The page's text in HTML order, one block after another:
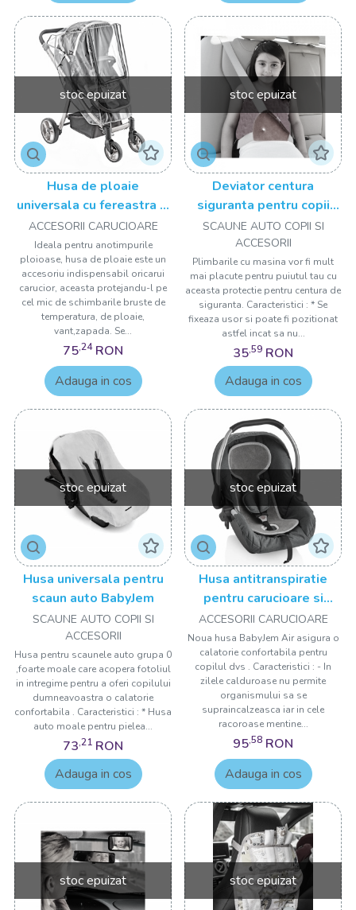
stoc epuizat
Husa de ploaie
universala cu fereastra si
banda reflectorizanta
BabyJem
ACCESORII CARUCIOARE
Ideala pentru anotimpurile
ploioase, husa de ploaie este un
accesoriu indispensabil oricarui
carucior, aceasta protejandu-l pe
cel mic de schimbarile bruste de
temperatura, de ploaie,
vant,zapada. Se...
75,24 RON
Adauga in cos
stoc epuizat
Deviator centura
siguranta pentru copii
BabyJem
SCAUNE AUTO COPII SI
ACCESORII
Plimbarile cu masina vor fi mult
mai placute pentru puiutul tau cu
aceasta protectie pentru centura de
siguranta. Caracteristici : * Se
fixeaza usor si poate fi pozitionat
astfel incat sa nu...
35,59 RON
Adauga in cos
stoc epuizat
Husa universala pentru
scaun auto BabyJem
SCAUNE AUTO COPII SI
ACCESORII
Husa pentru scaunele auto grupa 0
,foarte moale care acopera fotoliul
in intregime pentru a oferi copilului
dumneavoastra o calatorie
confortabila . Caracteristici : * Husa
auto moale pentru pielea...
73,21 RON
Adauga in cos
stoc epuizat
Husa antitranspiratie
pentru carucioare si
scaune auto Air BabyJem
ACCESORII CARUCIOARE
Noua husa BabyJem Air asigura o
calatorie confortabila pentru
copilul dvs . Caracteristici : - In
zilele calduroase nu permite
organismului sa se
supraincalzeasca iar in cele
racoroase mentine...
95,58 RON
Adauga in cos
stoc epuizat stoc epuizat